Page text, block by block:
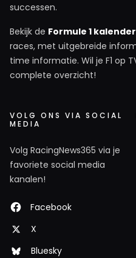
successen.
Bekijk de Formule 1 kalender
races, met uitgebreide
time informatie. Wil je F1 op
complete overzicht!
VOLG ONS VIA SOCIAL
MEDIA
Volg RacingNews365 via je
favoriete social media
kanalen!
Facebook
X
Bluesky